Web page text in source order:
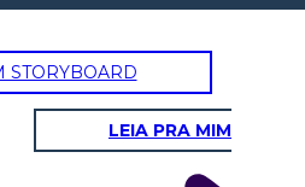
STORYBOARD
LEIA PRA MIM